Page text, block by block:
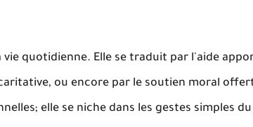
quotidienne. Elle se traduit par l'aide
ou encore par le soutien moral
elle se niche dans les gestes simples